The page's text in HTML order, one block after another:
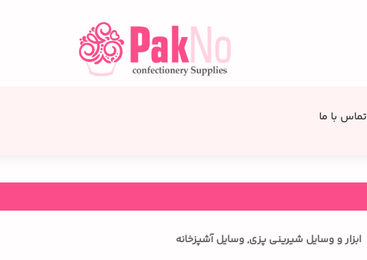
تماس با ما
ابزار و وسایل شیرینی پزی, وسایل آشپزخانه